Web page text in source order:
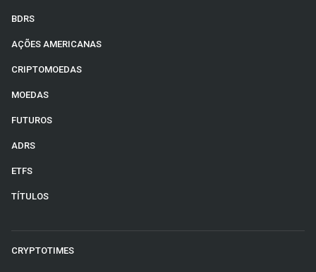
BDRS
AÇÕES AMERICANAS
CRIPTOMOEDAS
MOEDAS
FUTUROS
ADRS
ETFS
TÍTULOS
CRYPTOTIMES